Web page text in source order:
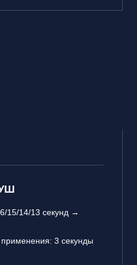
15/14/13 секунд →
3 секунды